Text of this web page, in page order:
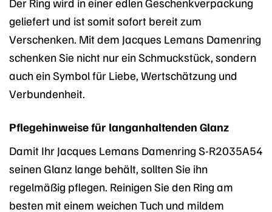
geliefert und ist somit sofort bereit zum
Verschenken. Mit dem Jacques Lemans Damenring
schenken Sie nicht nur ein Schmuckstück, sondern
auch ein Symbol für Liebe, Wertschätzung und
Verbundenheit.
Pflegehinweise für langanhaltenden Glanz
Damit Ihr Jacques Lemans Damenring S-R2035A54
seinen Glanz lange behält, sollten Sie ihn
regelmäßig pflegen. Reinigen Sie den Ring am
besten mit einem weichen Tuch und mildem